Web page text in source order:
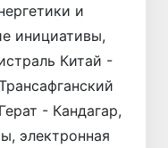
и
инициативы,
Китай -
- Кандагар,
электронная